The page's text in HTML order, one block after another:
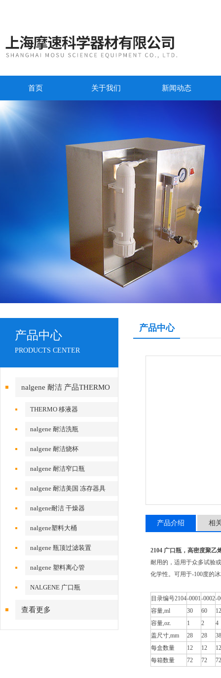
首页 关于我们 新闻动态
产品中心
PRODUCTS CENTER
nalgene 耐洁 产品THERMO
赛默飞THERMO 移液器
nalgene 耐洁洗瓶
nalgene 耐洁烧杯
nalgene 耐洁窄口瓶
nalgene 耐洁美国 冻存器具
nalgene耐洁 干燥器
nalgene塑料大桶
nalgene 瓶顶过滤装置
nalgene 塑料离心管
NALGENE 广口瓶
查看更多
产品中心
产品介绍 相
2104 广口瓶，高密度聚乙
耐用的，适用于众多试验
化学性。可用于-100度的
目录编号2104-0001-0002-
容量,ml
30 60
容量,oz.
1 2
4
盖尺寸,mm
28 28
38
每盒数量
12 12
12
每箱数量
72 72 72